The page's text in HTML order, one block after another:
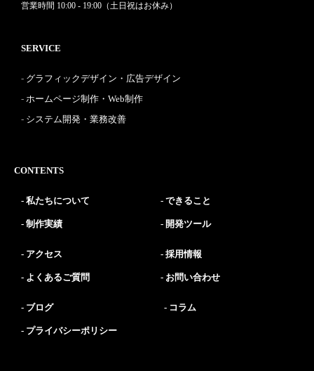
営業時間 10:00 - 19:00（土日祝はお休み）
SERVICE
グラフィックデザイン・広告デザイン
ホームページ制作・Web制作
システム開発・業務改善
CONTENTS
私たちについて できること
制作実績 開発ツール
アクセス 採用情報
よくあるご質問 お問い合わせ
ブログ コラム
プライバシーポリシー